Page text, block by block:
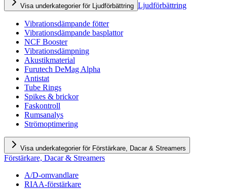
Visa underkategorier för Ljudförbättring Ljudförbättring
Vibrationsdämpande fötter
Vibrationsdämpande basplattor
NCF Booster
Vibrationsdämpning
Akustikmaterial
Furutech DeMag Alpha
Antistat
Tube Rings
Spikes & brickor
Faskontroll
Rumsanalys
Strömoptimering
Visa underkategorier för Förstärkare, Dacar & Streamers
Förstärkare, Dacar & Streamers
A/D-omvandlare
RIAA-förstärkare